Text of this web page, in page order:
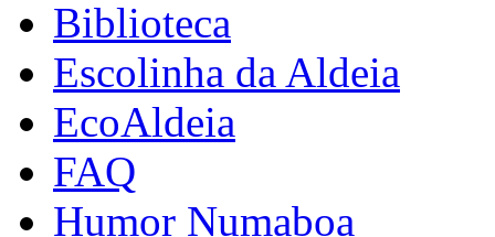
Biblioteca
Escolinha da Aldeia
EcoAldeia
FAQ
Humor Numaboa